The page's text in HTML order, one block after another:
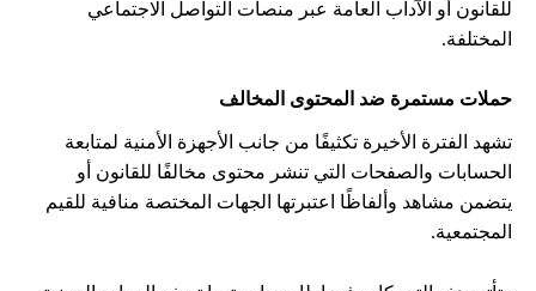
للقانون أو الآداب العامة عبر منصات التواصل الاجتماعي
المختلفة.
حملات مستمرة ضد المحتوى المخالف
تشهد الفترة الأخيرة تكثيفًا من جانب الأجهزة الأمنية لمتابعة
الحسابات والصفحات التي تنشر محتوى مخالفًا للقانون أو
يتضمن مشاهد وألفاظًا اعتبرتها الجهات المختصة منافية للقيم
المجتمعية.